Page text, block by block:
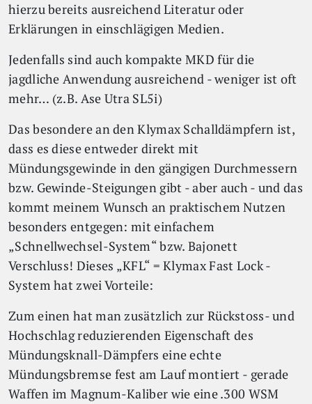
hierzu bereits ausreichend Literatur oder
Erklärungen in einschlägigen Medien.
Jedenfalls sind auch kompakte MKD für die
jagdliche Anwendung ausreichend - weniger ist oft
mehr… (z.B. Ase Utra SL5i)
Das besondere an den Klymax Schalldämpfern ist,
dass es diese entweder direkt mit
Mündungsgewinde in den gängigen Durchmessern
bzw. Gewinde-Steigungen gibt - aber auch - und das
kommt meinem Wunsch an praktischem Nutzen
besonders entgegen: mit einfachem
„Schnellwechsel-System“ bzw. Bajonett
Verschluss! Dieses „KFL“ = Klymax Fast Lock -
System hat zwei Vorteile:
Zum einen hat man zusätzlich zur Rückstoss- und
Hochschlag reduzierenden Eigenschaft des
Mündungsknall-Dämpfers eine echte
Mündungsbremse fest am Lauf montiert - gerade
Waffen im Magnum-Kaliber wie eine .300 WSM